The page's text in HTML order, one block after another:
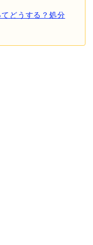
どうする？処分